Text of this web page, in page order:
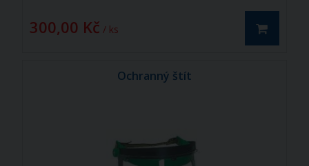
300,00 Kč / ks
Ochranný štít